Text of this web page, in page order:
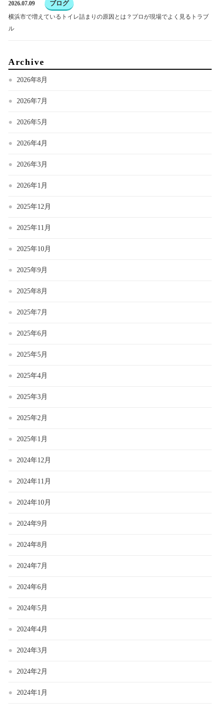
2026.07.09 ブログ
横浜市で増えているトイレ詰まりの原因とは？プロが現場でよく見るトラブ
ル
Archive
2026年8月
2026年7月
2026年5月
2026年4月
2026年3月
2026年1月
2025年12月
2025年11月
2025年10月
2025年9月
2025年8月
2025年7月
2025年6月
2025年5月
2025年4月
2025年3月
2025年2月
2025年1月
2024年12月
2024年11月
2024年10月
2024年9月
2024年8月
2024年7月
2024年6月
2024年5月
2024年4月
2024年3月
2024年2月
2024年1月